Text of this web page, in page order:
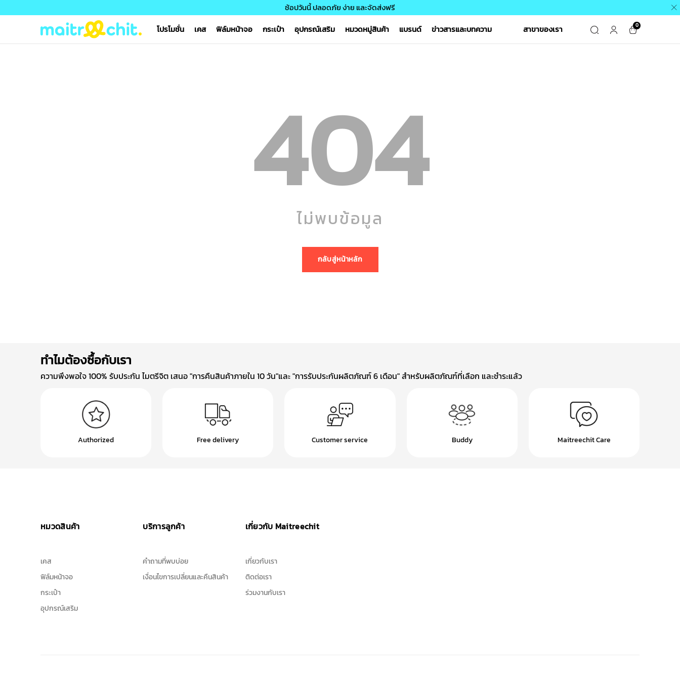
ช้อปวันนี้ ปลอดภัย ง่าย และจัดส่งฟรี
โปรโมชั่น
เคส ฟิล์มหน้าจอ กระเป๋า อุปกรณ์เสริม หมวดหมู่สินค้า แบรนด์ ข่าวสารและบทความ สาขาของเรา 0
404
ไม่พบข้อมูล
กลับสู่หน้าหลัก
ทำไมต้องซื้อกับเรา
ความพึงพอใจ 100% รับประกัน ไมตรีจิต เสนอ "การคืนสินค้าภายใน 10 วัน"และ "การรับประกันผลิตภัณฑ์ 6 เดือน" สำหรับผลิตภัณฑ์ที่เลือก และชำระแล้ว
Authorized Free delivery Customer service Buddy Maitreechit Care
หมวดสินค้า
เคส
ฟิล์มหน้าจอ
กระเป๋า
อุปกรณ์เสริม
บริการลูกค้า
คำถามที่พบบ่อย
เงื่อนไขการเปลี่ยนและคืนสินค้า
เกี่ยวกับ Maitreechit
เกี่ยวกับเรา
ติดต่อเรา
ร่วมงานกับเรา